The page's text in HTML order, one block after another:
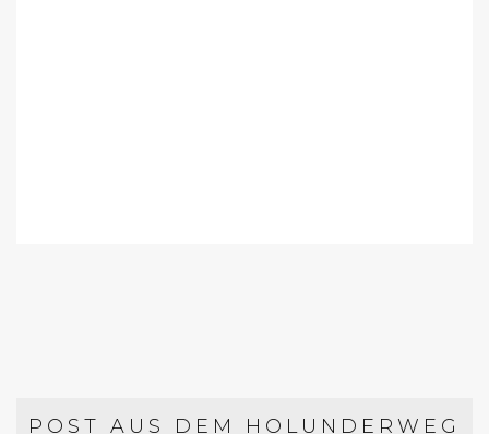
POST AUS DEM HOLUNDERWEG